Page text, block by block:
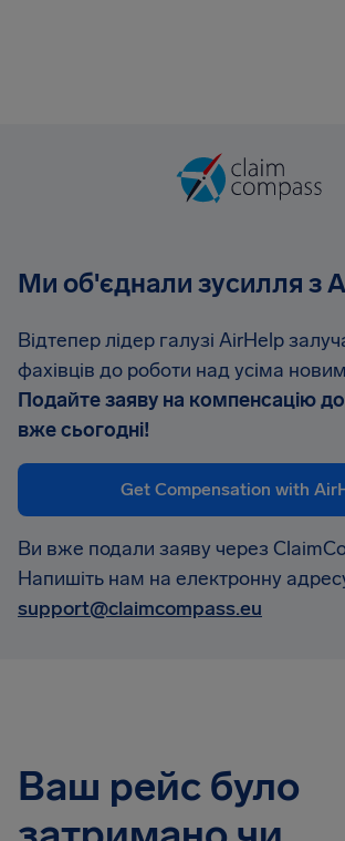
Ми об'єднали зусилля з
Відтепер лідер галузі AirHelp
фахівців до роботи над усіма
Подайте заяву на компенсацію
вже сьогодні!
Get Compensation with
Ви вже подали заяву через
Напишіть нам на електронну
support@claimcompass.eu
Ваш рейс було